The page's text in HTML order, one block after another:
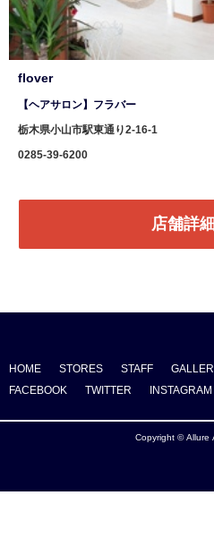
flover
【ヘアサロン】フラバー
栃木県小山市駅東通り2-16-1
0285-39-6200
店舗詳
HOME STORES STAFF
FACEBOOK
TWITTER INSTAGRAM
Copyright © Allure